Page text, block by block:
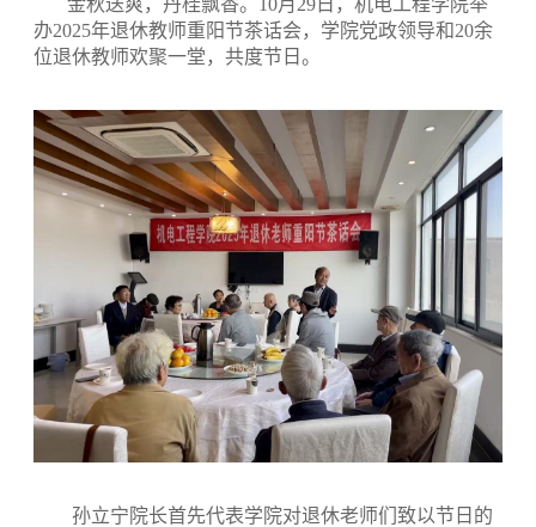
金秋送爽，丹桂飘香。10月29日，机电工程学院举
办2025年退休教师重阳节茶话会，学院党政领导和20余
位退休教师欢聚一堂，共度节日。
孙立宁院长首先代表学院对退休老师们致以节日的